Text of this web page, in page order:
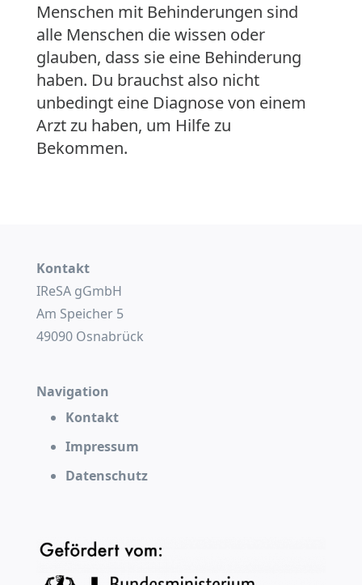
Menschen mit Behinderungen sind
alle Menschen die wissen oder
glauben, dass sie eine Behinderung
haben. Du brauchst also nicht
unbedingt eine Diagnose von einem
Arzt zu haben, um Hilfe zu
Bekommen.
Kontakt
IReSA gGmbH
Am Speicher 5
49090 Osnabrück
Navigation
Kontakt
Impressum
Datenschutz